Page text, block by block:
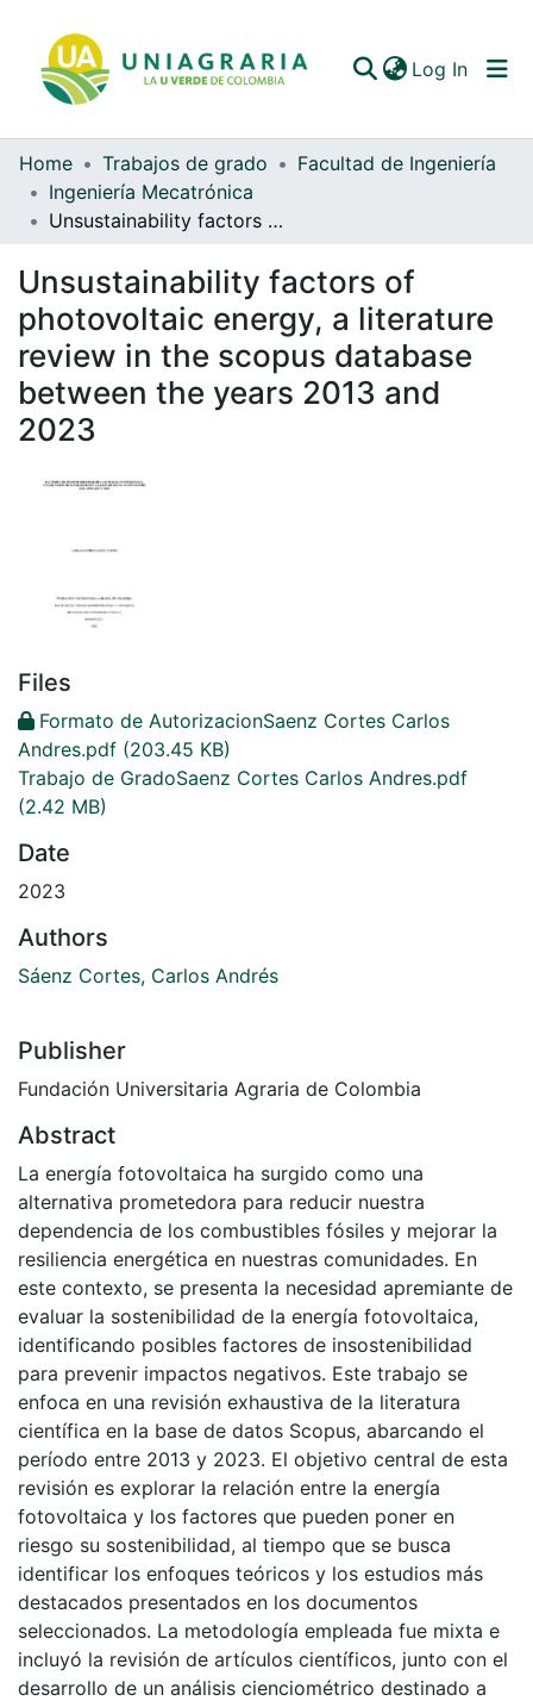
Log In
Communities & Collections
All of DSpace
Statistics
Home Trabajos de grado
Facultad de Ingeniería
Ingeniería Mecatrónica
Unsustainability factors of photovoltaic energy, a literature review in the scopus database between the years 2013 and 2023
Unsustainability factors of
photovoltaic energy, a literature
review in the scopus database
between the years 2013 and
2023
Files
Formato de AutorizacionSaenz Cortes Carlos
Andres.pdf (203.45 KB)
Trabajo de GradoSaenz Cortes Carlos Andres.pdf
(2.42 MB)
Date
2023
Authors
Sáenz Cortes, Carlos Andrés
Publisher
Fundación Universitaria Agraria de Colombia
Abstract
La energía fotovoltaica ha surgido como una
alternativa prometedora para reducir nuestra
dependencia de los combustibles fósiles y mejorar la
resiliencia energética en nuestras comunidades. En
este contexto, se presenta la necesidad apremiante de
evaluar la sostenibilidad de la energía fotovoltaica,
identificando posibles factores de insostenibilidad
para prevenir impactos negativos. Este trabajo se
enfoca en una revisión exhaustiva de la literatura
científica en la base de datos Scopus, abarcando el
período entre 2013 y 2023. El objetivo central de esta
revisión es explorar la relación entre la energía
fotovoltaica y los factores que pueden poner en
riesgo su sostenibilidad, al tiempo que se busca
identificar los enfoques teóricos y los estudios más
destacados presentados en los documentos
seleccionados. La metodología empleada fue mixta e
incluyó la revisión de artículos científicos, junto con el
desarrollo de un análisis cienciométrico destinado a